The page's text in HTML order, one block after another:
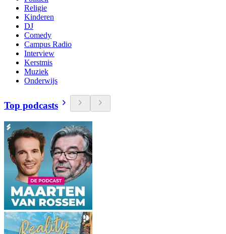
Religie
Kinderen
DJ
Comedy
Campus Radio
Interview
Kerstmis
Muziek
Onderwijs
Top podcasts